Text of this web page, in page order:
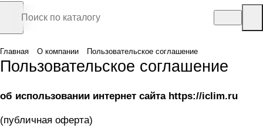
Главная О компании Пользовательское соглашение
Пользовательское соглашение
об использовании интернет сайта https://iclim.ru
(публичная оферта)